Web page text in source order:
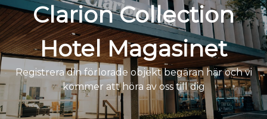
Clarion Collection
Hotel Magasinet
Registrera din förlorade objekt begäran här och vi
kommer att höra av oss till dig